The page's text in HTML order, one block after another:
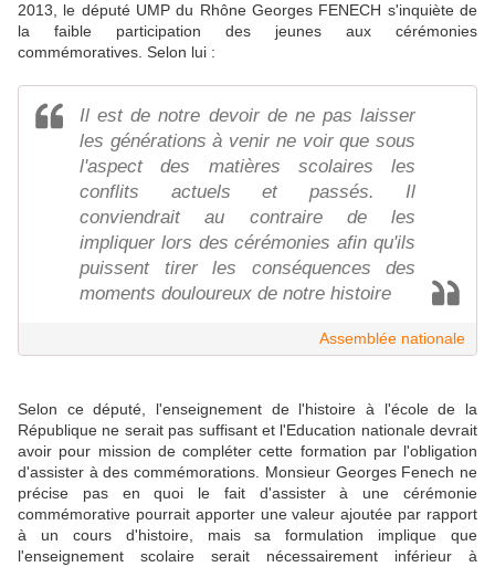
2013, le député UMP du Rhône Georges FENECH s'inquiète de
la faible participation des jeunes aux cérémonies
commémoratives. Selon lui :
Il est de notre devoir de ne pas laisser
les générations à venir ne voir que sous
l'aspect des matières scolaires les
conflits actuels et passés. Il
conviendrait au contraire de les
impliquer lors des cérémonies afin qu'ils
puissent tirer les conséquences des
moments douloureux de notre histoire
Assemblée nationale
Selon ce député, l'enseignement de l'histoire à l'école de la
République ne serait pas suffisant et l'Education nationale devrait
avoir pour mission de compléter cette formation par l'obligation
d'assister à des commémorations. Monsieur Georges Fenech ne
précise pas en quoi le fait d'assister à une cérémonie
commémorative pourrait apporter une valeur ajoutée par rapport
à un cours d'histoire, mais sa formulation implique que
l'enseignement scolaire serait nécessairement inférieur à